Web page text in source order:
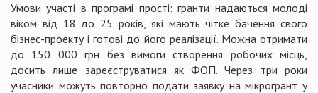
Умови участі в програмі прості: гранти надаються молоді
віком від 18 до 25 років, які мають чітке бачення свого
бізнес-проекту і готові до його реалізації. Можна отримати
до 150 000 грн без вимоги створення робочих місць,
досить лише зареєструватися як ФОП. Через три роки
учасники можуть повторно подати заявку на мікрогрант у